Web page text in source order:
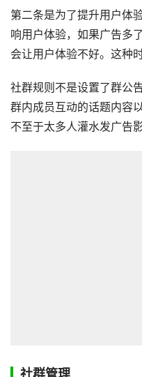
第二条是为了提升用户体
响用户体验，如果广告多
会让用户体验不好。这种
社群规则不是设置了群公
群内成员互动的话题内容
不至于太多人灌水发广告
社群管理